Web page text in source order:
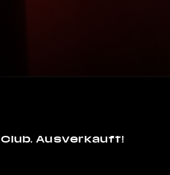
Club. Ausverkauft!